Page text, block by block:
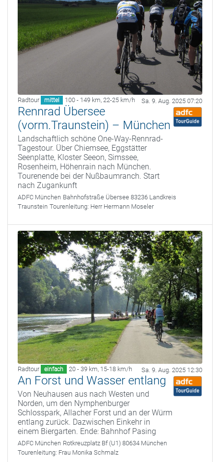
Radtour mittel 100 - 149 km, 22-25 km/h Sa. 9. Aug. 2025 07:20
Rennrad Übersee
(vorm.Traunstein) – München
Landschaftlich schöne One-Way-Rennrad-
Tagestour. Über Chiemsee, Eggstätter
Seenplatte, Kloster Seeon, Simssee,
Rosenheim, Höhenrain nach München.
Tourenende bei der Nußbaumranch. Start
nach Zugankunft
ADFC München Bahnhofstraße Übersee 83236 Landkreis
Traunstein Tourenleitung: Herr Hermann Moseler
Radtour einfach 20 - 39 km, 15-18 km/h Sa. 9. Aug. 2025 12:30
An Forst und Wasser entlang
Von Neuhausen aus nach Westen und
Norden, um den Nymphenburger
Schlosspark, Allacher Forst und an der Würm
entlang zurück. Dazwischen Einkehr in
einem Biergarten. Ende: Bahnhof Pasing
ADFC München Rotkreuzplatz Bf (U1) 80634 München
Tourenleitung: Frau Monika Schmalz